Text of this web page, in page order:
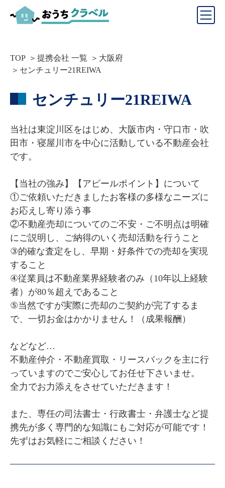
TOP 提携会社 一覧
大阪府
センチュリー21REIWA
センチュリー21REIWA
当社は東淀川区をはじめ、大阪市内・守口市・吹
田市・寝屋川市を中心に活動している不動産会社
です。
【当社の強み】【アピールポイント】について
①ご依頼いただきましたお客様の多様なニーズに
お応えし寄り添う事
②不動産売却についてのご不安・ご不明点は明確
にご説明し、ご納得のいく売却活動を行うこと
③的確な査定をし、早期・好条件での売却を実現
すること
④従業員は不動産業界経験者のみ（10年以上経験
者）が80％超えであること
⑤当然ですが実際に売却のご契約が完了するま
で、一切お金はかかりません！（成果報酬）
などなど…
不動産仲介・不動産買取・リースバックを主に行
っていますのでご安心してお任せ下さいませ。
全力でお力添えをさせていただきます！
また、専任の司法書士・行政書士・弁護士など提
携先が多く専門的な知識にもご対応が可能です！
先ずはお気軽にご相談ください！